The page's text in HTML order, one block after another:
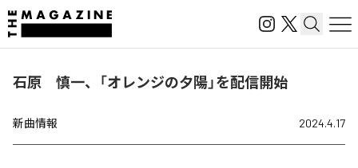
石原 慎一、「オレンジの夕陽」を配信開始
新曲情報 2024.4.17